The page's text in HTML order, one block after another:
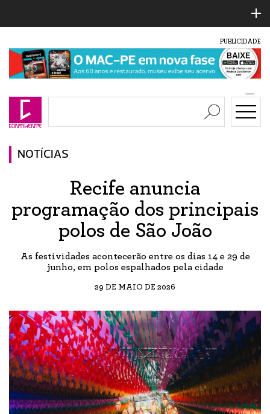
PUBLICIDADE
NOTÍCIAS
Recife anuncia
programação dos principais
polos de São João
As festividades acontecerão entre os dias 14 e 29 de
junho, em polos espalhados pela cidade
29 DE MAIO DE 2026